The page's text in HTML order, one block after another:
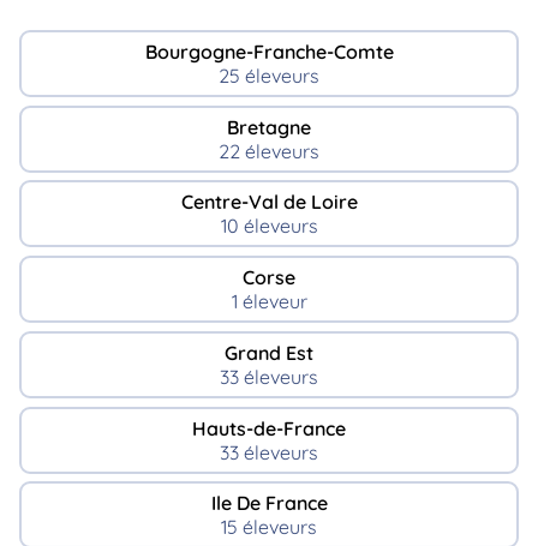
Bourgogne-Franche-Comte
25 éleveurs
Bretagne
22 éleveurs
Centre-Val de Loire
10 éleveurs
Corse
1 éleveur
Grand Est
33 éleveurs
Hauts-de-France
33 éleveurs
Ile De France
15 éleveurs